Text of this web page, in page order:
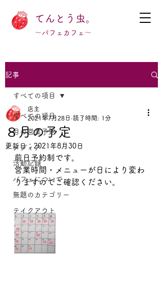
てんとう虫。
～パフェカフェ～
記事
すべての項目
月の営業予定
メディア
活動記録
パフェについて
無題のカテゴリー
テイクアウト
すべての項目
８月の予定
店主
2021年7月28日 読了時間: 1分
更新日： 2021年8月30日
前日予約制です。
営業時間・メニューが日により変わ
りますのでご確認ください。